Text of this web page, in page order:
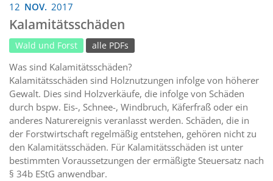
12 NOV. 2017
Kalamitätsschäden
Wald und Forst alle PDFs
Was sind Kalamitätsschäden?
Kalamitätsschäden sind Holznutzungen infolge von höherer
Gewalt. Dies sind Holzverkäufe, die infolge von Schäden
durch bspw. Eis-, Schnee-, Windbruch, Käferfraß oder ein
anderes Naturereignis veranlasst werden. Schäden, die in
der Forstwirtschaft regelmäßig entstehen, gehören nicht zu
den Kalamitätsschäden. Für Kalamitätsschäden ist unter
bestimmten Voraussetzungen der ermäßigte Steuersatz nach
§ 34b EStG anwendbar.